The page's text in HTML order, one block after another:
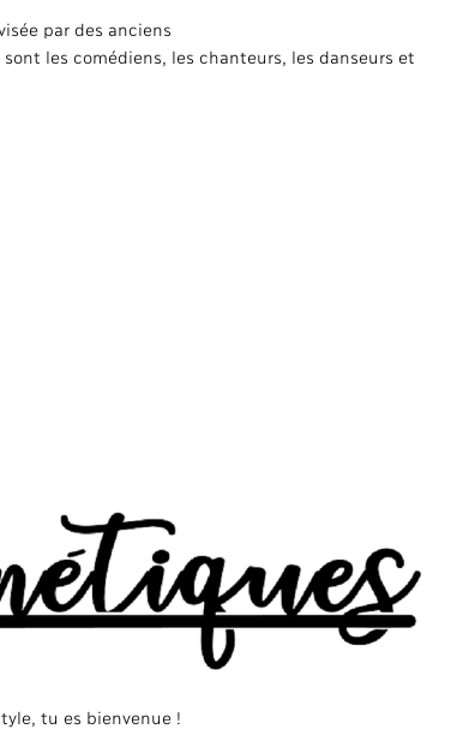
par des anciens
les comédiens, les chanteurs, les danseurs et
tu es bienvenue !